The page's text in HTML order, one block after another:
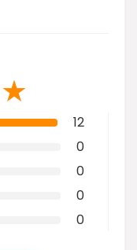
★
12
0
0
0
0